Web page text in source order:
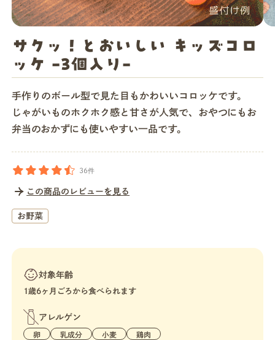
モグモマガジン
今すぐお得に始める
サクッ！とおいしい キッズコロ
ッケ -3個入り-
手作りのボール型で見た目もかわいいコロッケです。
じゃがいものホクホク感と甘さが人気で、おやつにもお
弁当のおかずにも使いやすい一品です。
36件
この商品のレビューを見る
お野菜
対象年齢
1歳6ヶ月ごろから食べられます
アレルゲン
卵 乳成分 小麦 鶏肉